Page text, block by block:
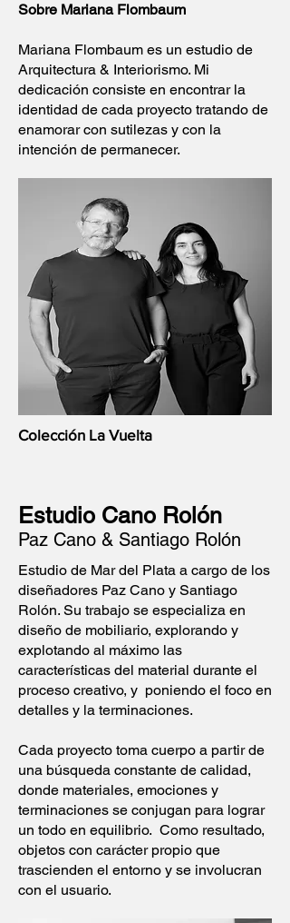
Sobre Mariana Flombaum
Mariana Flombaum es un estudio de
Arquitectura & Interiorismo. Mi
dedicación consiste en encontrar la
identidad de cada proyecto tratando de
enamorar con sutilezas y con la
intención de permanecer.
Colección La Vuelta
Estudio Cano Rolón
Paz Cano & Santiago Rolón
Estudio de Mar del Plata a cargo de los
diseñadores Paz Cano y Santiago
Rolón. Su trabajo se especializa en
diseño de mobiliario, explorando y
explotando al máximo las
características del material durante el
proceso creativo, y poniendo el foco en
detalles y la terminaciones.
Cada proyecto toma cuerpo a partir de
una búsqueda constante de calidad,
donde materiales, emociones y
terminaciones se conjugan para lograr
un todo en equilibrio. Como resultado,
objetos con carácter propio que
trascienden el entorno y se involucran
con el usuario.